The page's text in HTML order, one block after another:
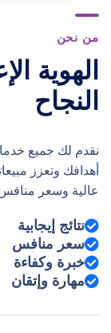
من نحن
الهوية
النجاح
نقدم لك جميع
أهدافك وتعزز
عالية وسعر منافس
نتائج إيجابية
سعر منافس
خبرة وكفاءة
مهارة وإتقان